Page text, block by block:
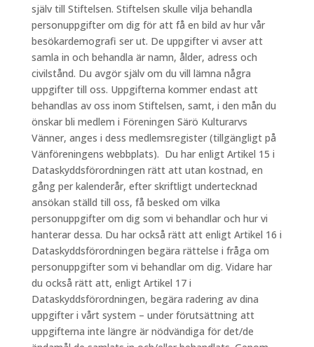
själv till Stiftelsen. Stiftelsen skulle vilja behandla
personuppgifter om dig för att få en bild av hur vår
besökardemografi ser ut. De uppgifter vi avser att
samla in och behandla är namn, ålder, adress och
civilstånd. Du avgör själv om du vill lämna några
uppgifter till oss. Uppgifterna kommer endast att
behandlas av oss inom Stiftelsen, samt, i den mån du
önskar bli medlem i Föreningen Särö Kulturarvs
Vänner, anges i dess medlemsregister (tillgängligt på
Vänföreningens webbplats). Du har enligt Artikel 15 i
Dataskyddsförordningen rätt att utan kostnad, en
gång per kalenderår, efter skriftligt undertecknad
ansökan ställd till oss, få besked om vilka
personuppgifter om dig som vi behandlar och hur vi
hanterar dessa. Du har också rätt att enligt Artikel 16 i
Dataskyddsförordningen begära rättelse i fråga om
personuppgifter som vi behandlar om dig. Vidare har
du också rätt att, enligt Artikel 17 i
Dataskyddsförordningen, begära radering av dina
uppgifter i vårt system – under förutsättning att
uppgifterna inte längre är nödvändiga för det/de